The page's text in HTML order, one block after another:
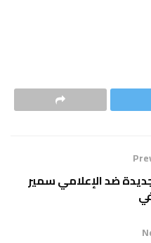
ضد الإعلامي سمير